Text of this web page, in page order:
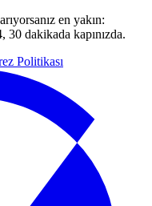
en yakın:
dakikada kapınızda.
Politikası